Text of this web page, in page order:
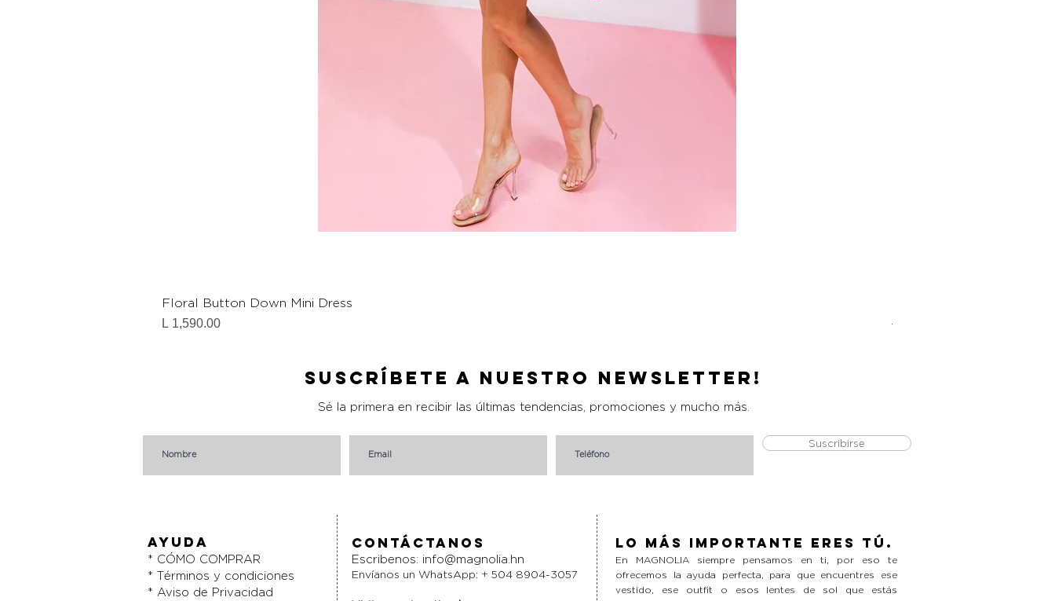
Floral Button Down Mini Dress
Precio
L 1,590.00
Precio
L 990.00
Precio de oferta
Suscríbete a nuestro Newsletter!
Sé la primera en recibir las últimas tendencias, promociones y mucho más.
Suscribirse
AYUDA
* CÓMO COMPRAR
* Términos y condiciones
* Aviso de Privacidad
Contáctanos
Escribenos: info@magnolia.hn
Envíanos un WhatsApp: + 504 8904-3057
Lo más importante eres tú.
En MAGNOLIA siempre pensamos en ti, por eso te
ofrecemos la ayuda perfecta, para que encuentres ese
vestido, ese outfit o esos lentes de sol que estás